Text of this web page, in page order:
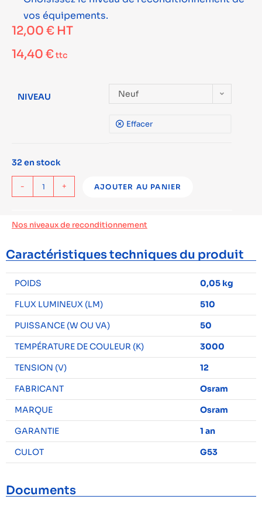
vos équipements.
12,00 € HT
14,40 €ttc
NIVEAU Neuf
Effacer
32 en stock
- + AJOUTER AU PANIER
Nos niveaux de reconditionnement
Caractéristiques techniques du produit
POIDS
0,05 kg
FLUX LUMINEUX (LM)
510
PUISSANCE (W OU VA)
50
TEMPÉRATURE DE COULEUR (K)
3000
TENSION (V)
12
FABRICANT
Osram
MARQUE
Osram
GARANTIE
1 an
CULOT
G53
Documents